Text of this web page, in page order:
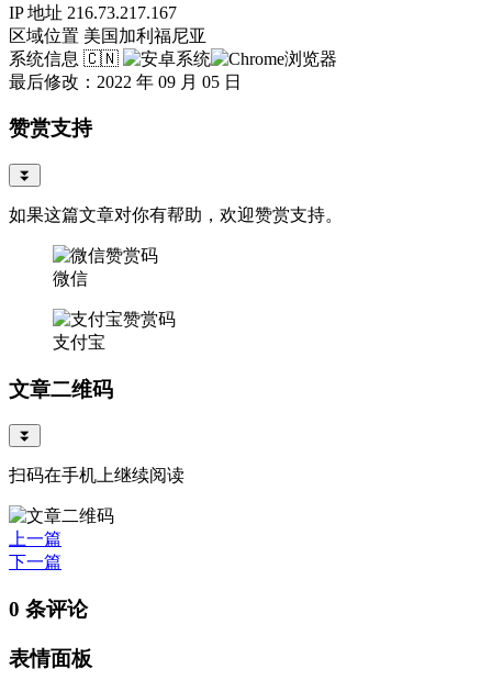
IP 地址 216.73.217.167
区域位置 美国加利福尼亚
系统信息 🇨🇳
最后修改：2022 年 09 月 05 日
赞赏支持
⏬
如果这篇文章对你有帮助，欢迎赞赏支持。
微信
支付宝
文章二维码
⏬
扫码在手机上继续阅读
上一篇
下一篇
0 条评论
表情面板